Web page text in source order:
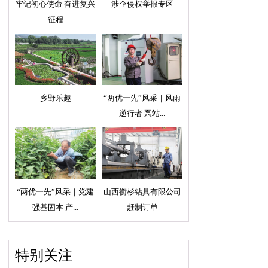
牢记初心使命 奋进复兴
征程
涉企侵权举报专区
乡野乐趣
“两优一先”风采｜风雨
逆行者 泵站...
“两优一先”风采｜党建
强基固本 产...
山西衡杉钻具有限公司
赶制订单
特别关注